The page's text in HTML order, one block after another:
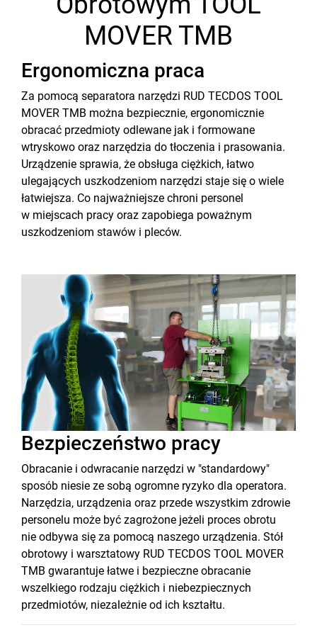
MOVER TMB
Ergonomiczna praca
Za pomocą separatora narzędzi RUD TECDOS TOOL
MOVER TMB można bezpiecznie, ergonomicznie
obracać przedmioty odlewane jak i formowane
wtryskowo oraz narzędzia do tłoczenia i prasowania.
Urządzenie sprawia, że obsługa ciężkich, łatwo
ulegających uszkodzeniom narzędzi staje się o wiele
łatwiejsza. Co najważniejsze chroni personel
w miejscach pracy oraz zapobiega poważnym
uszkodzeniom stawów i pleców.
Bezpieczeństwo pracy
Obracanie i odwracanie narzędzi w "standardowy"
sposób niesie ze sobą ogromne ryzyko dla operatora.
Narzędzia, urządzenia oraz przede wszystkim zdrowie
personelu może być zagrożone jeżeli proces obrotu
nie odbywa się za pomocą naszego urządzenia. Stół
obrotowy i warsztatowy RUD TECDOS TOOL MOVER
TMB gwarantuje łatwe i bezpieczne obracanie
wszelkiego rodzaju ciężkich i niebezpiecznych
przedmiotów, niezależnie od ich kształtu.